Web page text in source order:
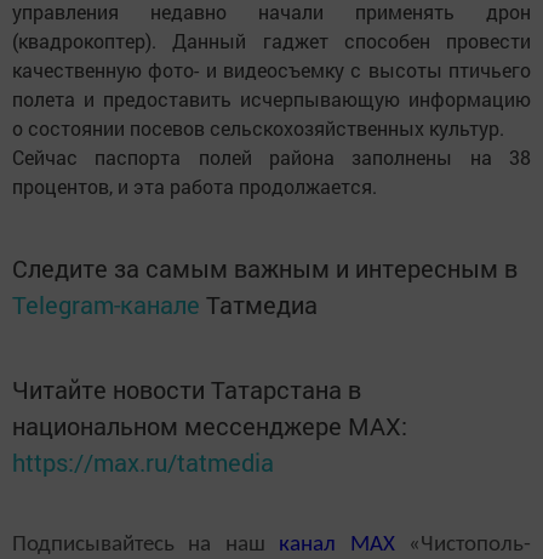
управления недавно начали применять дрон
(квадрокоптер). Данный гаджет способен провести
качественную фото- и видеосъемку с высоты птичьего
полета и предоставить исчерпывающую информацию
о состоянии посевов сельскохозяйственных культур.
Сейчас паспорта полей района заполнены на 38
процентов, и эта работа продолжается.
Следите за самым важным и интересным в
Telegram-канале Татмедиа
Читайте новости Татарстана в
национальном мессенджере MАХ:
https://max.ru/tatmedia
Подписывайтесь на наш канал MAX«Чистополь-